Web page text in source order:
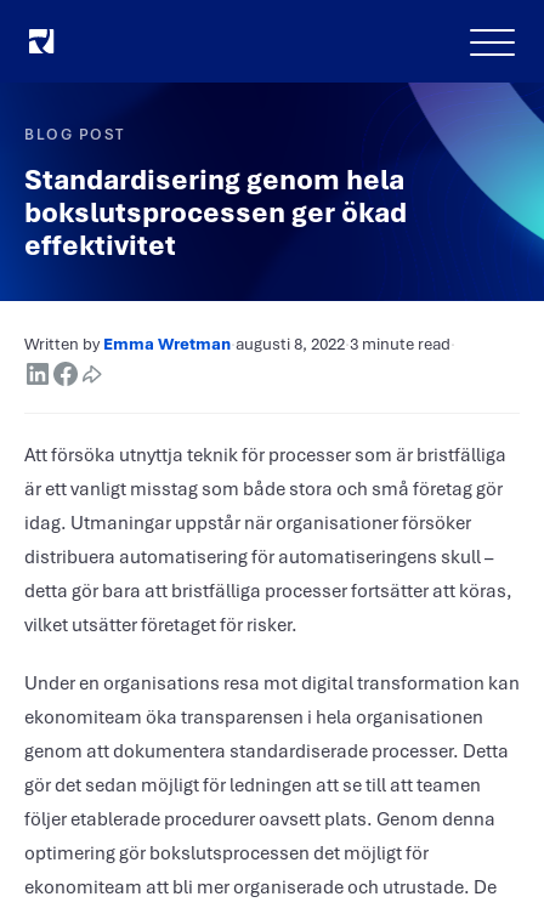
Meny
BLOG POST
Standardisering genom hela
bokslutsprocessen ger ökad
effektivitet
Written byEmma Wretman·augusti 8, 2022·3 minute read·
Att försöka utnyttja teknik för processer som är bristfälliga
är ett vanligt misstag som både stora och små företag gör
idag. Utmaningar uppstår när organisationer försöker
distribuera automatisering för automatiseringens skull –
detta gör bara att bristfälliga processer fortsätter att köras,
vilket utsätter företaget för risker.
Under en organisations resa mot digital transformation kan
ekonomiteam öka transparensen i hela organisationen
genom att dokumentera standardiserade processer. Detta
gör det sedan möjligt för ledningen att se till att teamen
följer etablerade procedurer oavsett plats. Genom denna
optimering gör bokslutsprocessen det möjligt för
ekonomiteam att bli mer organiserade och utrustade. De